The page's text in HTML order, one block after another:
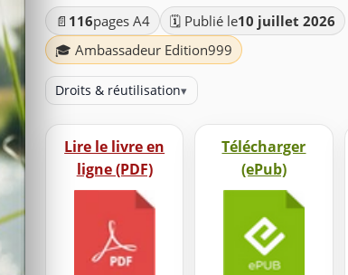
📄 116pages A4 🗓️ Publié le10 juillet 2026
🎓 Ambassadeur Edition999
Droits & réutilisation▾
Lire le livre en
ligne (PDF)
Télécharger
(ePub)